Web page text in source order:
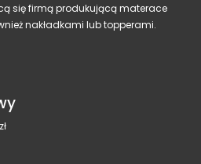
się firmą produkującą materace
nakładkami lub topperami.